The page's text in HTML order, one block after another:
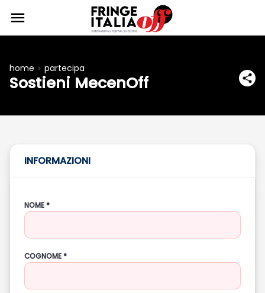
home partecipa
Sostieni MecenOff
INFORMAZIONI
NOME *
COGNOME *